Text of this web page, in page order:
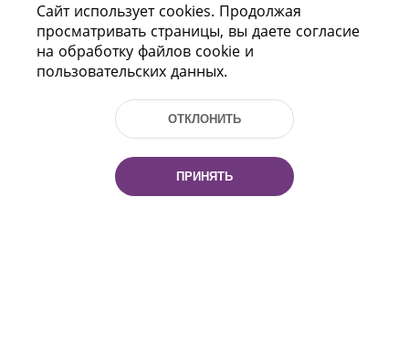
Пр-т Независимости 116
Тел.: (+375 17) 368 37 37, Факс: (+375 17)
Сайт использует cookies. Продолжая
просматривать страницы, вы даете согласие
на обработку файлов cookie и
пользовательских данных.
ОТКЛОНИТЬ
ПРИНЯТЬ